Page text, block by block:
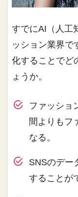
すでにAI（人工
ッション業界で
化することでど
ょうか。
ファッショ
間よりもフ
なる。
SNSのデー
することが